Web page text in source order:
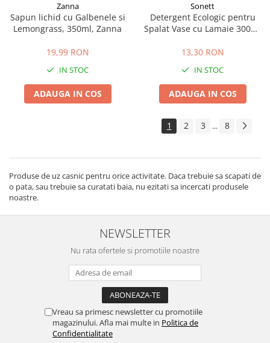
Zanna
Sapun lichid cu Galbenele si
Lemongrass, 350ml, Zanna
19,99 RON
IN STOC
ADAUGA IN COS
Sonett
Detergent Ecologic pentru
Spalat Vase cu Lamaie 300ml
13,30 RON
IN STOC
ADAUGA IN COS
1 2 3 ... 8
Produse de uz casnic pentru orice activitate. Daca trebuie sa scapati de
o pata, sau trebuie sa curatati baia, nu ezitati sa incercati produsele
noastre.
NEWSLETTER
Nu rata ofertele si promotiile noastre
Vreau sa primesc newsletter cu promotiile
magazinului. Afla mai multe in Politica de
Confidentialitate